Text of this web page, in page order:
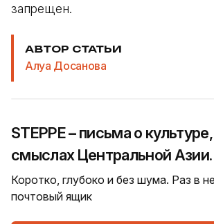
запрещен.
АВТОР СТАТЬИ
Алуа Досанова
STEPPE – письма о
смыслах Центральной Азии.
Коротко, глубоко и без шума. Раз в
почтовый ящик